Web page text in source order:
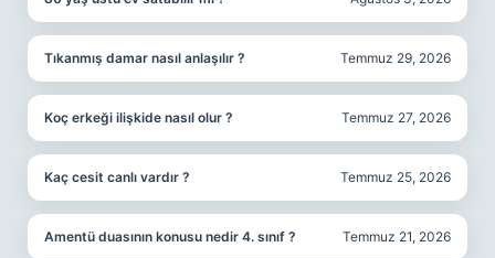
Tıkanmış damar nasıl anlaşılır ? Temmuz 29, 2026
Koç erkeği ilişkide nasıl olur ? Temmuz 27, 2026
Kaç cesit canlı vardır ? Temmuz 25, 2026
Amentü duasının konusu nedir 4. sınıf ? Temmuz 21, 2026